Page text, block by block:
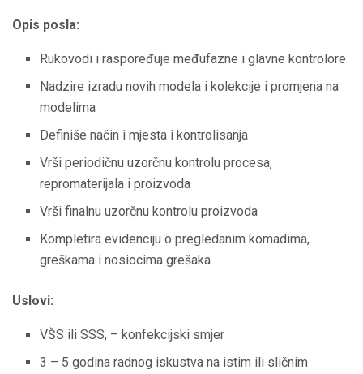
Opis posla:
Rukovodi i raspoređuje međufazne i glavne kontrolore
Nadzire izradu novih modela i kolekcije i promjena na
modelima
Definiše način i mjesta i kontrolisanja
Vrši periodičnu uzorčnu kontrolu procesa,
repromaterijala i proizvoda
Vrši finalnu uzorčnu kontrolu proizvoda
Kompletira evidenciju o pregledanim komadima,
greškama i nosiocima grešaka
Uslovi:
VŠS ili SSS, – konfekcijski smjer
3 – 5 godina radnog iskustva na istim ili sličnim